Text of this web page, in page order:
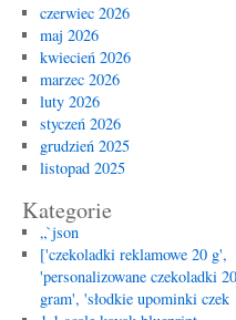
czerwiec 2026
maj 2026
kwiecień 2026
marzec 2026
luty 2026
styczeń 2026
grudzień 2025
listopad 2025
Kategorie
„`json
['czekoladki reklamowe 20 g',
'personalizowane czekoladki 20
gram', 'słodkie upominki czek